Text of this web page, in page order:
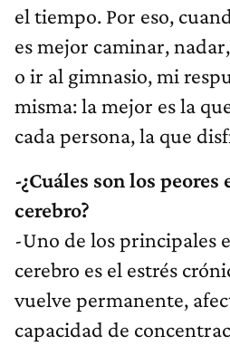
el tiempo. Por eso,
es mejor caminar,
o ir al gimnasio, mi
misma: la mejor es la
cada persona, la que
-¿Cuáles son los peores
cerebro?
-Uno de los principales
cerebro es el estrés
vuelve permanente,
capacidad de